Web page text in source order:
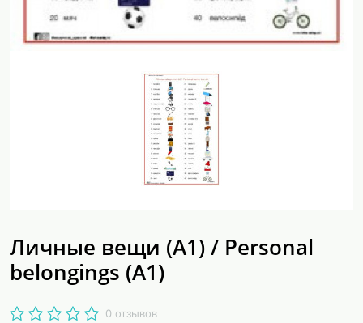
Личные вещи (А1) / Personal
belongings (A1)
0 отзывов